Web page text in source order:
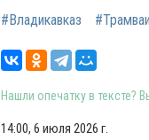
#Владикавказ #Трамваи
Нашли опечатку в тексте?
14:00, 6 июля 2026 г.